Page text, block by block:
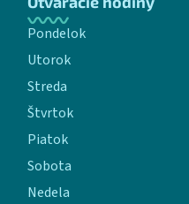
Pondelok
Utorok
Streda
Štvrtok
Piatok
Sobota
Nedela